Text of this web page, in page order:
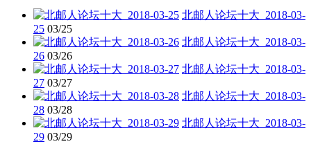
北邮人论坛十大_2018-03-
25 03/25
北邮人论坛十大_2018-03-
26 03/26
北邮人论坛十大_2018-03-
27 03/27
北邮人论坛十大_2018-03-
28 03/28
北邮人论坛十大_2018-03-
29 03/29